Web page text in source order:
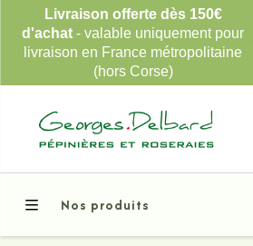
Livraison offerte dès 150€
d'achat - valable uniquement pour
livraison en France métropolitaine
(hors Corse)
Nos produits